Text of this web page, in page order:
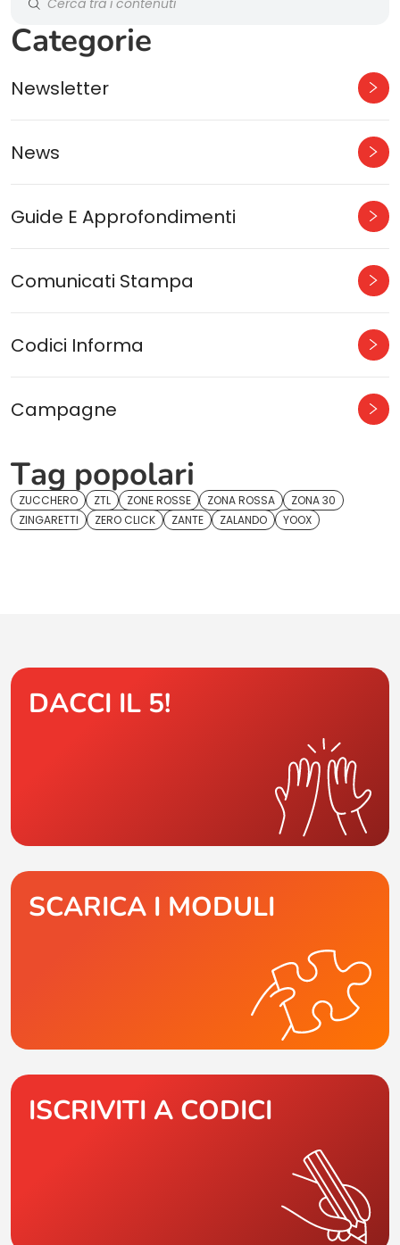
Categorie
Newsletter
News
Guide E Approfondimenti
Comunicati Stampa
Codici Informa
Campagne
Tag popolari
ZUCCHERO ZTL ZONE ROSSE ZONA ROSSA
ZONA 30
ZINGARETTI
ZERO CLICK ZANTE ZALANDO YOOX
DACCI IL 5!
SCARICA I MODULI
ISCRIVITI A CODICI